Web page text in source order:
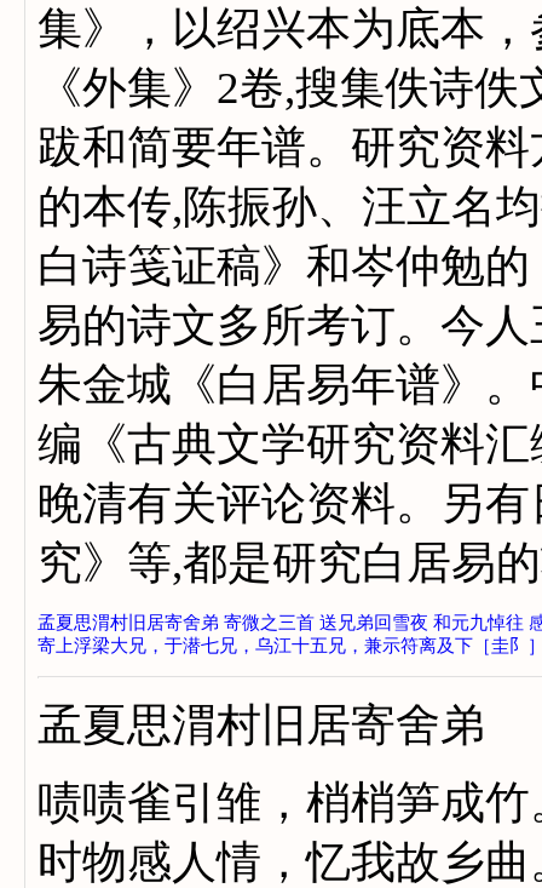
集》，以绍兴本为底本
《外集》2卷,搜集佚诗
跋和简要年谱。研究资
的本传,陈振孙、汪立名
白诗笺证稿》和岑仲勉
易的诗文多所考订。今
朱金城《白居易年谱》
编《古典文学研究资料
晚清有关评论资料。另
究》等,都是研究白居
孟夏思渭村旧居寄舍弟 寄微之三首 送兄弟回雪夜 和元九悼往
寄上浮梁大兄，于潜七兄，乌江十五兄，兼示符离及下［圭阝
孟夏思渭村旧居寄舍弟
啧啧雀引雏，梢梢笋成竹
时物感人情，忆我故乡曲